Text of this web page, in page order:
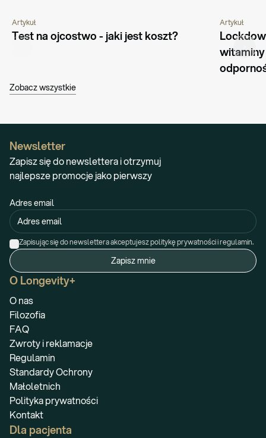
Artykuł
Test na ojcostwo - jaki jest koszt?
Artykuł
Zobacz wszystkie
O Longevity+
O nas
Filozofia
FAQ
Zwroty i reklamacje
Regulamin
Standardy Ochrony
Małoletnich
Polityka prywatności
Kontakt
Dla pacjenta
Newsletter
Zapisz się do newslettera i otrzymuj
najlepsze promocje jako pierwszy
Adres email
Zapisując się do newslettera akceptujesz politykę prywatności i regulamin.
Zapisz mnie